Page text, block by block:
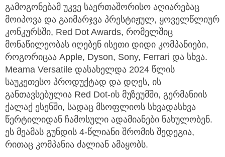
გამოგონებამ უკვე საერთაშორისო აღიარებაც
მოიპოვა და გაიმარჯვა პრესტიჟულ, ყოველწლიურ
კონკურსში, Red Dot Awards, რომელშიც
მონაწილეობას იღებენ ისეთი დიდი კომპანიები,
როგორიცაა Apple, Dyson, Sony, Ferrari და სხვა.
Meama Versatile დასახელდა 2024 წლის
საუკეთესო პროდუქტად და დღეს, ის
განთავსებულია Red Dot-ის მუზეუმში, გერმანიის
ქალაქ ესენში, სადაც მსოფლიოს სხვადასხვა
წერტილიდან ჩამოსული ადამიანები ნახულობენ.
ეს მეამას გუნდის 4-წლიანი შრომის შედეგია,
რითაც კომპანია ძალიან ამაყობს.